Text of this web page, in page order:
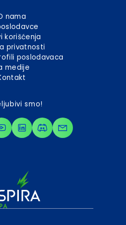
nama
korišćenja
privatnosti
poslodavaca
medije
smo!